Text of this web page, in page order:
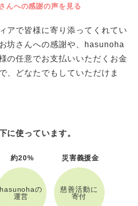
んへの感謝の声を見る
アで皆様に寄り添ってくれてい
坊さんへの感謝や、hasunoha
の任意でお支払いいただくお金
、どなたでもしていただけま
に使っています。
約20%
hasunohaの
運営
災害義援金
慈善活動に
寄付